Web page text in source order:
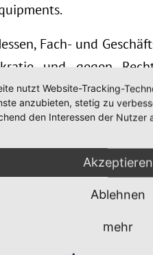
Fach- und
und gegen
leben!“ und
gefördert.
keine
tragen die
nutzt Website-Tracking-
anzubieten, stetig zu
den Interessen der Nutzer
Akzeptieren
Ablehnen
mehr